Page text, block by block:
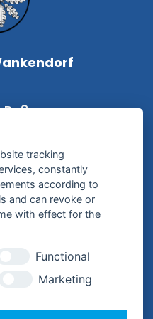
Roßmann
79-0
tracking
constantly
according to
and can revoke or
with effect for the
Functional
Marketing